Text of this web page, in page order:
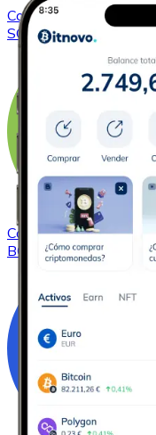
Comprar Solana
con
SOL
ComprarBitcoin Cash
BCH